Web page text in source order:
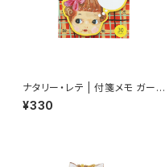
ナタリー・レテ | 付箋メモ ガール
| Sticky memo Girl
¥330